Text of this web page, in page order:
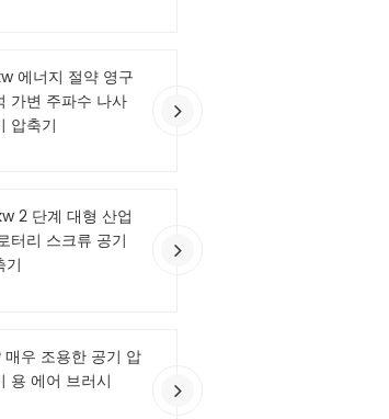
에너지 절약 영구
가변 주파수 나사
압축기
2 단계 대형 산업
터리 스크류 공기
기
매우 조용한 공기 압
용 에어 브러시